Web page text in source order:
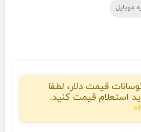
قیمت دلار، لطفا
استعلام قیمت کنید.